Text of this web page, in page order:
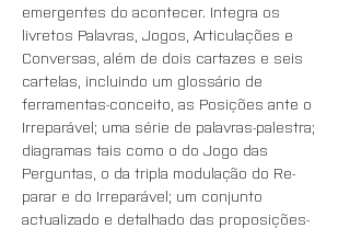
emergentes do acontecer. Integra os
livretos Palavras, Jogos, Articulações e
Conversas, além de dois cartazes e seis
cartelas, incluindo um glossário de
ferramentas-conceito, as Posições ante o
Irreparável; uma série de palavras-palestra;
diagramas tais como o do Jogo das
Perguntas, o da tripla modulação do Re-
parar e do Irreparável; um conjunto
actualizado e detalhado das proposições-